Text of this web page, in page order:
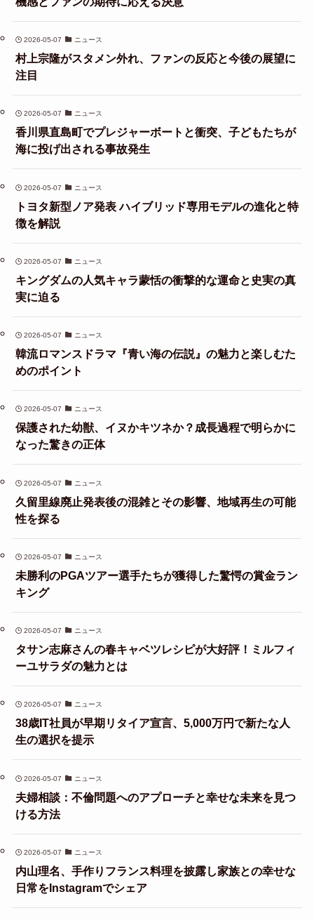
2026-05-07 ニュース
村上宗隆がスタメン外れ、ファンの反応と今後の展望に
注目
2026-05-07 ニュース
香川県直島町でプレジャーボートと衝突、子どもたちが
海に投げ出される事故発生
2026-05-07 ニュース
トヨタ新型ノア発表 ハイブリッド専用モデルの進化と特
徴を解説
2026-05-07 ニュース
キングダムの人気キャラ蒙恬の衝撃的な運命と史実の真
実に迫る
2026-05-07 ニュース
韓流ロマンスドラマ『青い海の伝説』の魅力と楽しむた
めのポイント
2026-05-07 ニュース
保護された幼獣、イヌかキツネか？成長過程で明らかに
なった驚きの正体
2026-05-07 ニュース
久留里線廃止発表後の混雑とその影響、地域再生の可能
性を探る
2026-05-07 ニュース
未勝利のPGAツアー選手たちが獲得した驚愕の賞金ラン
キング
2026-05-07 ニュース
タサン志麻さんの春キャベツレシピが大好評！ミルフィ
ーユサラダの魅力とは
2026-05-07 ニュース
38歳IT社員が早期リタイア宣言、5,000万円で新たな人
生の選択を提示
2026-05-07 ニュース
夫婦相談：不倫問題へのアプローチと幸せな未来を見つ
ける方法
2026-05-07 ニュース
内山理名、手作りフランス料理を披露し家族との幸せな
日常をInstagramでシェア